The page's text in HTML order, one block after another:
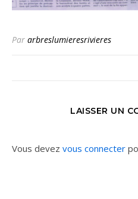
Par arbreslumieresrivieres
LAISSER UN
Vous devez vous connecter